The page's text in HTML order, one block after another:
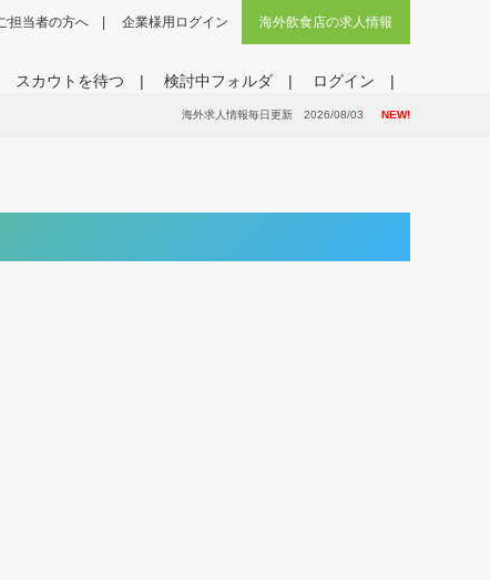
担当者の方へ 企業様用ログイン 海外飲食店の求人情報
スカウトを待つ 検討中フォルダ ログイン
海外求人情報毎日更新 2026/08/03 NEW!